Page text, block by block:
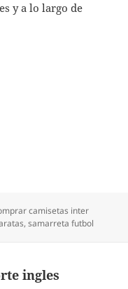
y a lo largo de
camisetas inter
,samarreta futbol
ingles